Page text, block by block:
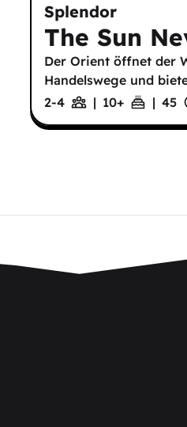
Splendor
The Sun
Der Orient öffnet der
Handelswege und
2-4
| 10+ | 45